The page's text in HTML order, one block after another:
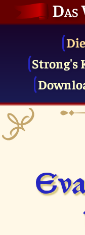
Strong's